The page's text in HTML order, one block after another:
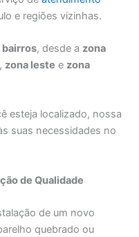
e regiões vizinhas.
bairros, desde a zona
, zona leste e zona
esteja localizado, nossa
suas necessidades no
de Qualidade
de um novo
quebrado ou